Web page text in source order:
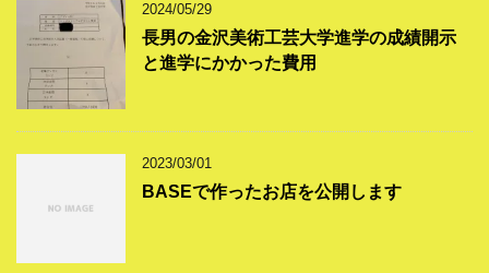
2024/05/29
長男の金沢美術工芸大学進学の成績開示
と進学にかかった費用
2023/03/01
BASEで作ったお店を公開します